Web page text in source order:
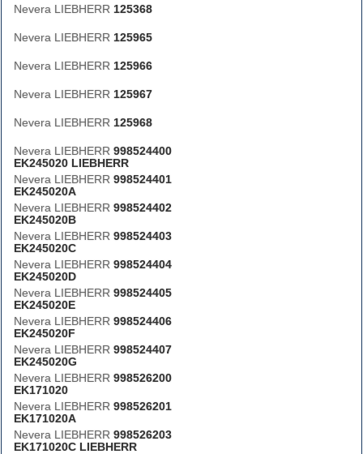
Nevera LIEBHERR 125368
Nevera LIEBHERR 125965
Nevera LIEBHERR 125966
Nevera LIEBHERR 125967
Nevera LIEBHERR 125968
Nevera LIEBHERR 998524400
EK245020 LIEBHERR
Nevera LIEBHERR 998524401
EK245020A
Nevera LIEBHERR 998524402
EK245020B
Nevera LIEBHERR 998524403
EK245020C
Nevera LIEBHERR 998524404
EK245020D
Nevera LIEBHERR 998524405
EK245020E
Nevera LIEBHERR 998524406
EK245020F
Nevera LIEBHERR 998524407
EK245020G
Nevera LIEBHERR 998526200
EK171020
Nevera LIEBHERR 998526201
EK171020A
Nevera LIEBHERR 998526203
EK171020C LIEBHERR